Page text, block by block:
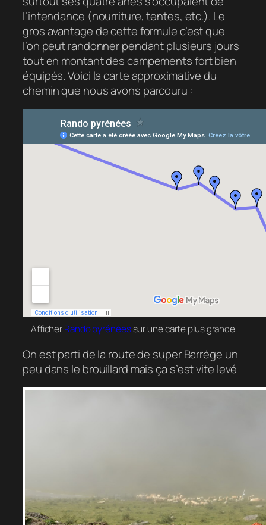
l’intendance (nourriture, tentes, etc.). Le
gros avantage de cette formule c’est que
l’on peut randonner pendant plusieurs jours
tout en montant des campements fort bien
équipés. Voici la carte approximative du
chemin que nous avons parcouru :
AfficherRando pyrénéessur une carte plus grande
On est parti de la route de super Barrége un
peu dans le brouillard mais ça s’est vite levé